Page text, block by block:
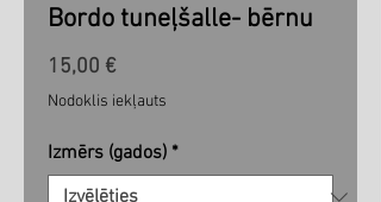
Bordo tuneļšalle- bērnu
15,00 €Cena
Nodoklis iekļauts
Izmērs (gados) *